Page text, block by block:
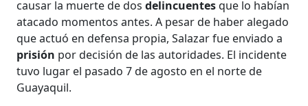
causar la muerte de dosdelincuentesque lo habían
atacado momentos antes. A pesar de haber alegado
que actuó en defensa propia, Salazar fue enviado a
prisión por decisión de las autoridades. El incidente
tuvo lugar el pasado 7 de agosto en el norte de
Guayaquil.